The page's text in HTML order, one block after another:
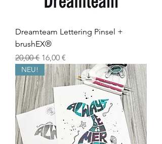
Dreamteam Lettering Pinsel +
brushEX®
Standardpreis
20,00 € Sale-Preis
16,00 €
NEU!